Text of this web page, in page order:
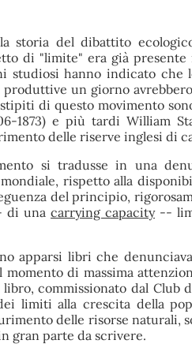
storia del dibattito
di "limite" era già
studiosi hanno indicato che
un giorno
di questo movimento
1873) e più tardi William
delle riserve inglesi di
si tradusse in una
rispetto alla
del principio,
di una carrying capacity--
apparsi libri che
di massima
commissionato dal Club
limiti alla crescita della
delle risorse naturali,
gran parte da scrivere.